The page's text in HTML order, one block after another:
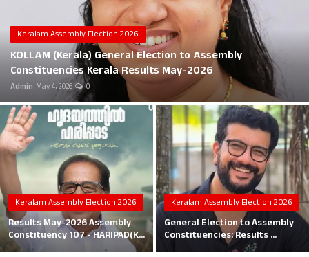
Career
Education
Business
Local News
Earn Money
Tutorials
Malayalam
Keralam Assembly Election 2026
KOLLAM (Kerala) General Election to Assembly
Constituencies Kerala Results May-2026
Admin May 4, 2026 0
Keralam Assembly Election 2026
Results May-2026 Assembly
Constituency 107 - HARIPAD(K...
Keralam Assembly Election 2026
General Election to Assembly
Constituencies: Results ...